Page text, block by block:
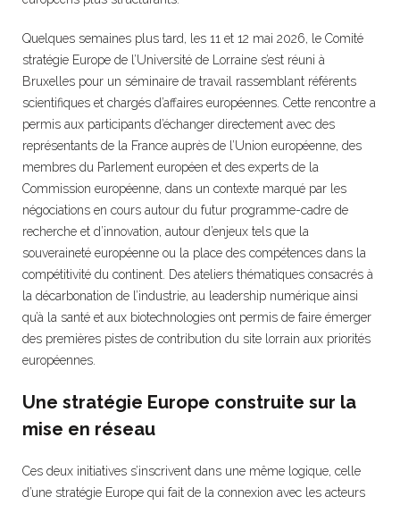
Quelques semaines plus tard, les 11 et 12 mai 2026, le Comité
stratégie Europe de l’Université de Lorraine s’est réuni à
Bruxelles pour un séminaire de travail rassemblant référents
scientifiques et chargés d’affaires européennes. Cette rencontre a
permis aux participants d’échanger directement avec des
représentants de la France auprès de l’Union européenne, des
membres du Parlement européen et des experts de la
Commission européenne, dans un contexte marqué par les
négociations en cours autour du futur programme-cadre de
recherche et d’innovation, autour d’enjeux tels que la
souveraineté européenne ou la place des compétences dans la
compétitivité du continent. Des ateliers thématiques consacrés à
la décarbonation de l’industrie, au leadership numérique ainsi
qu’à la santé et aux biotechnologies ont permis de faire émerger
des premières pistes de contribution du site lorrain aux priorités
européennes.
Une stratégie Europe construite sur la
mise en réseau
Ces deux initiatives s’inscrivent dans une même logique, celle
d’une stratégie Europe qui fait de la connexion avec les acteurs